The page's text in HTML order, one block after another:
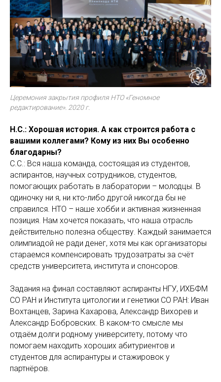
Церемония закрытия профиля НТО «Геномное
редактирование». 2020 г.
Н.С.: Хорошая история. А как строится работа с
вашими коллегами? Кому из них Вы особенно
благодарны?
С.С.: Вся наша команда, состоящая из студентов,
аспирантов, научных сотрудников, студентов,
помогающих работать в лаборатории – молодцы. В
одиночку ни я, ни кто-либо другой никогда бы не
справился. НТО – наше хобби и активная жизненная
позиция. Нам хочется показать, что наша отрасль
действительно полезна обществу. Каждый занимается
олимпиадой не ради денег, хотя мы как организаторы
стараемся компенсировать трудозатраты за счёт
средств университета, института и спонсоров.
Задания на финал составляют аспиранты НГУ, ИХБФМ
СО РАН и Института цитологии и генетики СО РАН: Иван
Вохтанцев, Зарина Кахарова, Александр Вихорев и
Александр Бобровских. В каком-то смысле мы
отдаём долги родному университету, потому что
помогаем находить хороших абитуриентов и
студентов для аспирантуры и стажировок у
партнёров.